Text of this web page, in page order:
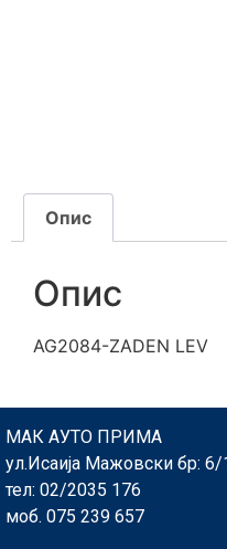
Опис
Опис
AG2084-ZADEN LEV
МАК АУТО ПРИМА
ул.Исаија Мажовски бр:
тел: 02/2035 176
моб. 075 239 657